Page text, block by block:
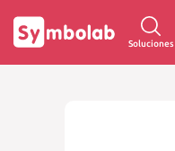
Soluciones